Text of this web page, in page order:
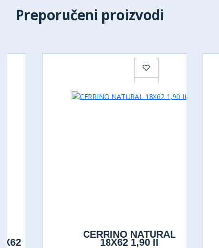
Preporučeni proizvodi
CERRINO NATURAL
18X62 1,90 II